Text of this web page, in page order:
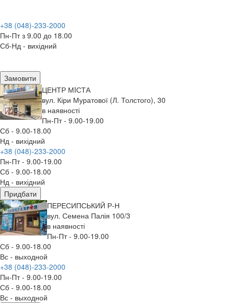
+38 (048)-233-2000
Пн-Пт з 9.00 до 18.00
Сб-Нд - вихідний
Замовити
ЦЕНТР МIСТА
вул. Кіри Муратової (Л. Толстого), 30
в наявності
Пн-Пт - 9.00-19.00
Сб - 9.00-18.00
Нд - вихідний
+38 (048)-233-2000
Пн-Пт - 9.00-19.00
Сб - 9.00-18.00
Нд - вихідний
Придбати
ПЕРЕСИПСЬКИЙ Р-Н
вул. Семена Палія 100/3
в наявності
Пн-Пт - 9.00-19.00
Сб - 9.00-18.00
Вс - выходной
+38 (048)-233-2000
Пн-Пт - 9.00-19.00
Сб - 9.00-18.00
Вс - выходной